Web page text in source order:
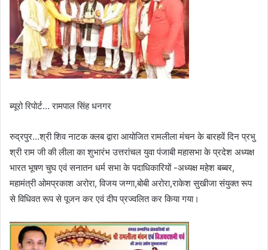
ब्यूरो रिपोर्ट… रामपाल सिंह धनगर
रुद्रपुर…श्री शिव नाटक क्लब द्वारा आयोजित रामलीला मंचन के बारहवें दिन प्रभु
श्री राम जी की लीला का शुभारंभ उत्तरांचल युवा पंजाबी महासभा के प्रदेश अध्यक्ष
भारत भूषण चुघ एवं सनातन धर्म सभा के पदाधिकारियों -अध्यक्ष महेश बब्बर,
महामंत्री ओमप्रकाश अरोरा, विजय जग्गा,बोबी अरोरा,राकेश सुखीजा संयुक्त रूप
से विधिवत रूप से पूजन कर एवं दीप प्रज्वलित कर किया गया।